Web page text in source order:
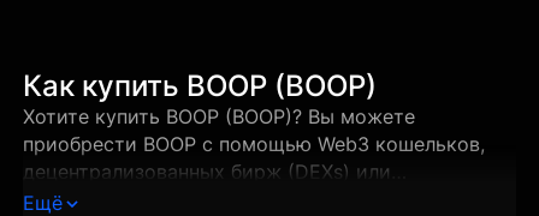
Как купить BOOP (BOOP)
Хотите купить BOOP (BOOP)? Вы можете
приобрести BOOP с помощью Web3 кошельков,
децентрализованных бирж (DEXs) или
поддерживаемых централизованных бирж всего
Ещё